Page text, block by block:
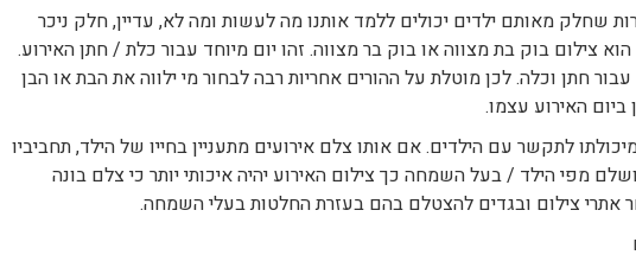
שחלק מאותם ילדים יכולים ללמד אותנו מה לעשות ומה לא, עדיין, חלק ניכר
צילום בוק בת מצווה או בוק בר מצווה. זהו יום מיוחד עבור כלת / חתן האירוע.
חתן וכלה. לכן מוטלת על ההורים אחריות רבה לבחור מי ילווה את הבת או הבן
ביום האירוע עצמו.
לתקשר עם הילדים. אם אותו צלם אירועים מתעניין בחייו של הילד, תחביביו
מפי הילד / בעל השמחה כך צילום האירוע יהיה איכותי יותר כי צלם בונה
אתרי צילום ובגדים להצטלם בהם בעזרת החלטות בעלי השמחה.